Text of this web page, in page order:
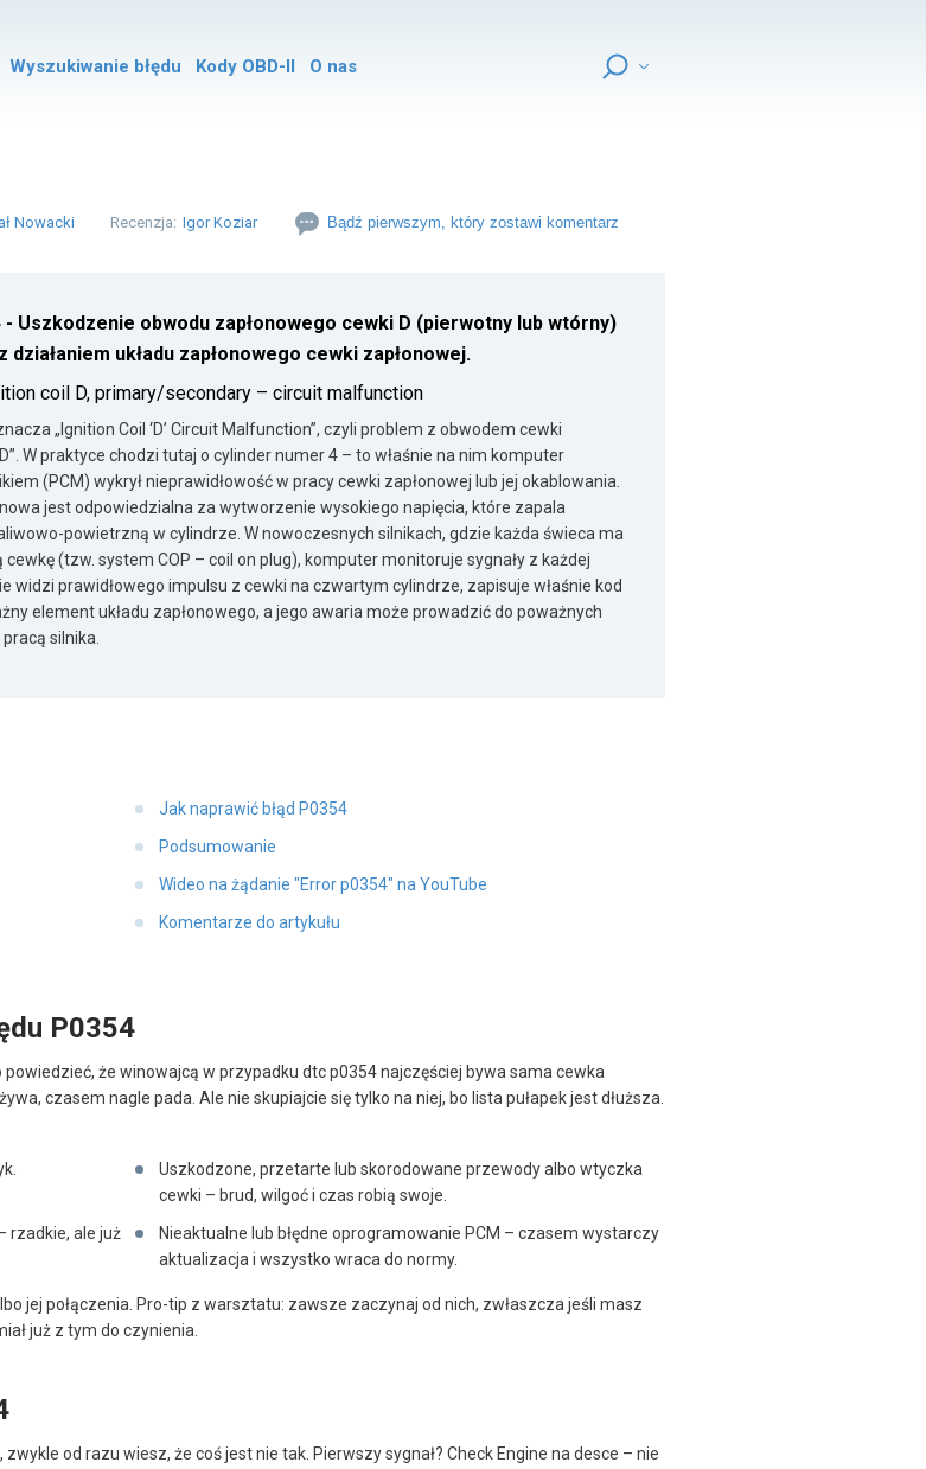
Wyszukiwanie błędu Kody OBD-II O nas
Nowacki Recenzja: Igor Koziar Bądź pierwszym, który zostawi komentarz
- Uszkodzenie obwodu zapłonowego cewki D (pierwotny lub wtórny)
działaniem układu zapłonowego cewki zapłonowej.
coil D, primary/secondary – circuit malfunction
„Ignition Coil ‘D’ Circuit Malfunction”, czyli problem z obwodem cewki
W praktyce chodzi tutaj o cylinder numer 4 – to właśnie na nim komputer
(PCM) wykrył nieprawidłowość w pracy cewki zapłonowej lub jej okablowania.
jest odpowiedzialna za wytworzenie wysokiego napięcia, które zapala
powietrzną w cylindrze. W nowoczesnych silnikach, gdzie każda świeca ma
cewkę (tzw. system COP – coil on plug), komputer monitoruje sygnały z każdej
widzi prawidłowego impulsu z cewki na czwartym cylindrze, zapisuje właśnie kod
element układu zapłonowego, a jego awaria może prowadzić do poważnych
silnika.
Jak naprawić błąd P0354
Podsumowanie
Wideo na żądanie "Error p0354" na YouTube
Komentarze do artykułu
P0354
że winowajcą w przypadku dtc p0354 najczęściej bywa sama cewka
czasem nagle pada. Ale nie skupiajcie się tylko na niej, bo lista pułapek jest dłuższa.
Uszkodzone, przetarte lub skorodowane przewody albo wtyczka
cewki – brud, wilgoć i czas robią swoje.
rzadkie, ale już
Nieaktualne lub błędne oprogramowanie PCM – czasem wystarczy
aktualizacja i wszystko wraca do normy.
jej połączenia. Pro-tip z warsztatu: zawsze zaczynaj od nich, zwłaszcza jeśli masz
już z tym do czynienia.
od razu wiesz, że coś jest nie tak. Pierwszy sygnał? Check Engine na desce – nie